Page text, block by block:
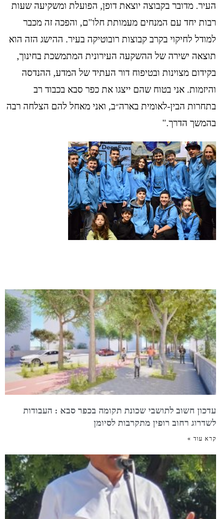
העיר. מדובר בקבוצה יוצאת דופן, הפועלת ומשקיעה שעות
רבות יחד עם המנחים מעמותת חלו"ם, והפכה זה מכבר
למודל לחיקוי בקרב קבוצות רובוטיקה בעיר. ההישג הזה הוא
תוצאה ישירה של ההשקעה העירונית המתמשכת בחינוך,
בקידום מצוינות ובטיפוח דור העתיד של המדע, ההנדסה
והיזמות. אני בטוח שהם ייצגו את כפר סבא בכבוד רב
בתחרות הבין-לאומית בארה״ב, ואני מאחל להם הצלחה רבה
בהמשך הדרך."
עדכון חשוב לתושבי שכונת תקומה בכפר סבא : העבודות
לשדרוג רחוב רופין מתקרבות לסיומן
קרא עוד »